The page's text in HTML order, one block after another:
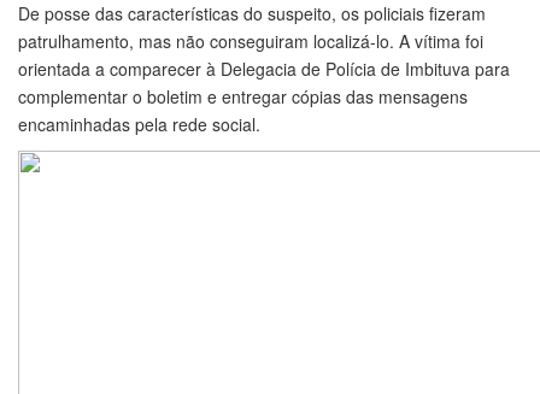
De posse das características do suspeito, os policiais fizeram
patrulhamento, mas não conseguiram localizá-lo. A vítima foi
orientada a comparecer à Delegacia de Polícia de Imbituva para
complementar o boletim e entregar cópias das mensagens
encaminhadas pela rede social.